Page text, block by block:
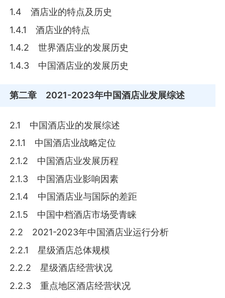
1.4 酒店业的特点及历史
1.4.1 酒店业的特点
1.4.2 世界酒店业的发展历史
1.4.3 中国酒店业的发展历史
第二章 2021-2023年中国酒店业发展综述
2.1 中国酒店业的发展综述
2.1.1 中国酒店业战略定位
2.1.2 中国酒店业发展历程
2.1.3 中国酒店业影响因素
2.1.4 中国酒店业与国际的差距
2.1.5 中国中档酒店市场受青睐
2.2 2021-2023年中国酒店业运行分析
2.2.1 星级酒店总体规模
2.2.2 星级酒店经营状况
2.2.3 重点地区酒店经营状况